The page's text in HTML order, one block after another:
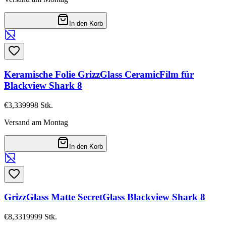
In den Korb
Keramische Folie GrizzGlass CeramicFilm für
Blackview Shark 8
€3,339998 Stk.
Versand am Montag
In den Korb
GrizzGlass Matte SecretGlass Blackview Shark 8
€8,3319999 Stk.